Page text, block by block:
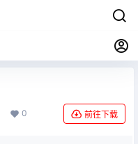
0 前往下载